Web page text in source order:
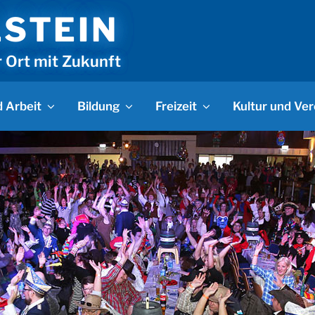
Ort mit Zukunft
Arbeit Bildung Freizeit Kultur und